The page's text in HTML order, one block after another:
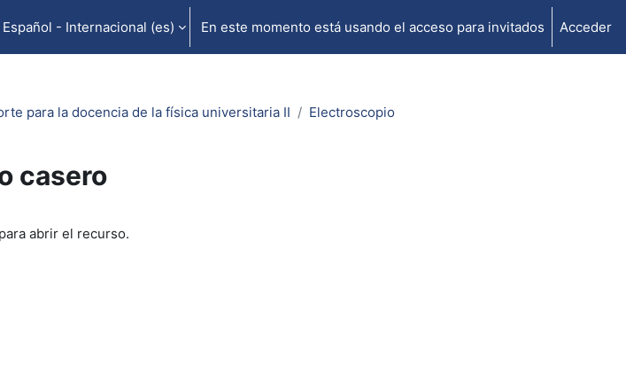
Español - Internacional ‎(es)‎ En este momento está usando el acceso para invitados Acceder
para la docencia de la física universitaria II
Electroscopio
casero
para abrir el recurso.